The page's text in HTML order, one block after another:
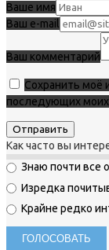
Ваше имя
Ваш e-mail
Ваш комментарий
Сохранить моё
последующих
Как часто вы
Знаю почти все
Изредка
Крайне редко